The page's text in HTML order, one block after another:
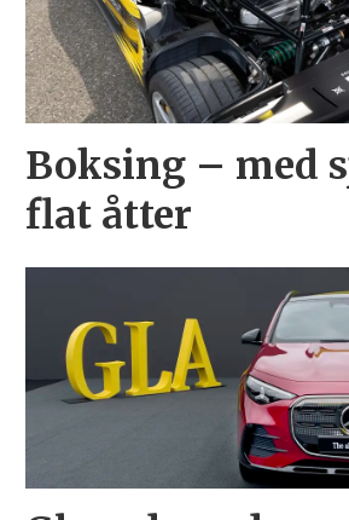
Boksing – med
flat åtter